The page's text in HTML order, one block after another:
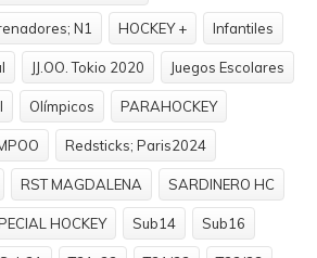
N1 HOCKEY + Infantiles
JJ.OO. Tokio 2020 Juegos Escolares
Olímpicos PARAHOCKEY
Redsticks; Paris2024
RST MAGDALENA SARDINERO HC
HOCKEY Sub14 Sub16